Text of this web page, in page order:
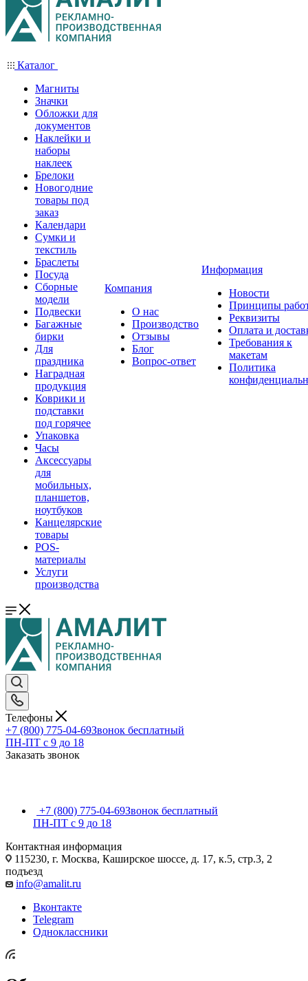
Каталог
Магниты
Значки
Обложки для
документов
Наклейки и
наборы
наклеек
Брелоки
Новогодние
товары под
заказ
Календари
Сумки и
текстиль
Браслеты
Посуда
Сборные
модели
Подвески
Багажные
бирки
Для
праздника
Наградная
продукция
Коврики и
подставки
под горячее
Упаковка
Часы
Аксессуары
для
мобильных,
планшетов,
ноутбуков
Канцелярские
товары
POS-
материалы
Услуги
производства
Компания
О нас
Производство
Отзывы
Блог
Вопрос-ответ
Информация
Новости
Принципы
Реквизиты
Оплата и
Требования к
макетам
Политика
Телефоны
+7 (800) 775-04-69Звонок бесплатный
ПН-ПТ c 9 до 18
Заказать звонок
+7 (800) 775-04-69Звонок бесплатный
ПН-ПТ c 9 до 18
Контактная информация
115230, г. Москва, Каширское шоссе, д. 17, к.5, стр.3, 2
подъезд
info@amalit.ru
Вконтакте
Telegram
Одноклассники